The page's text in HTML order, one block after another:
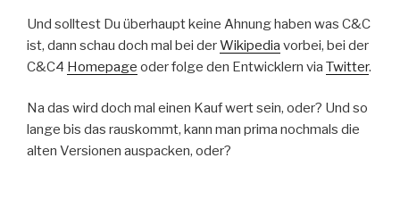
Und solltest Du überhaupt keine Ahnung haben was C&C
ist, dann schau doch mal bei derWikipedia vorbei, bei der
C&C4 Homepage oder folge den Entwicklern via Twitter.
Na das wird doch mal einen Kauf wert sein, oder? Und so
lange bis das rauskommt, kann man prima nochmals die
alten Versionen auspacken, oder?